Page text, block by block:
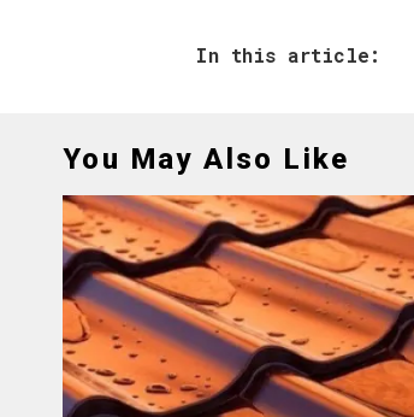
In this article:
You May Also Like